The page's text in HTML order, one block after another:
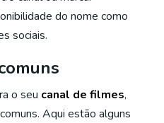
do nome como
sociais.
o seu canal de filmes,
Aqui estão alguns